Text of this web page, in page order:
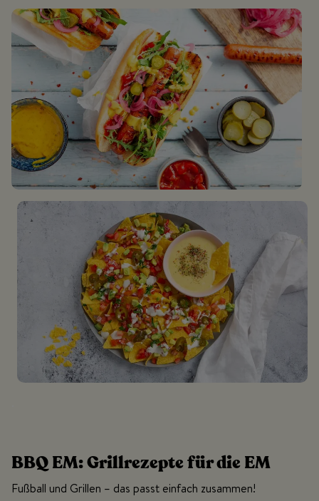
BBQ EM: Grillrezepte für die EM
Fußball und Grillen – das passt einfach zusammen!